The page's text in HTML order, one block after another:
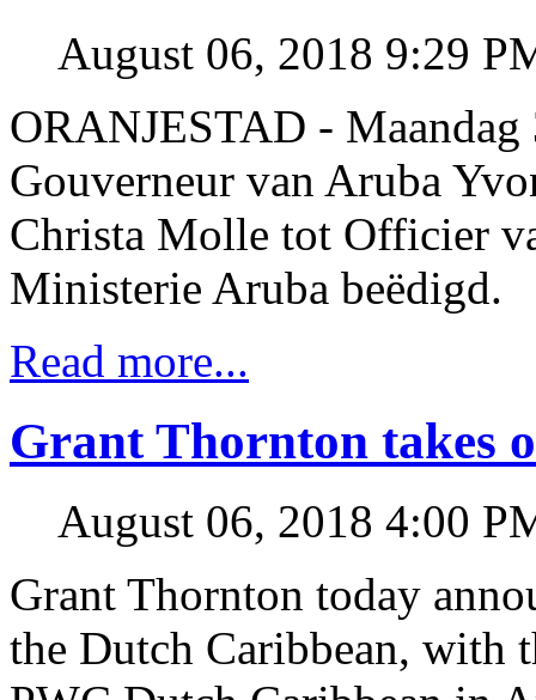
August 06, 2018 9:29
ORANJESTAD -
Gouverneur van Aruba
Christa Molle tot Officier
Ministerie Aruba beëdigd.
Read more...
Grant Thornton takes
August 06, 2018 4:00
Grant Thornton today
the Dutch Caribbean, with